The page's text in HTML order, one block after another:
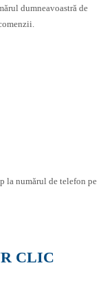
dumneavoastră de
la numărul de telefon pe
CLIC